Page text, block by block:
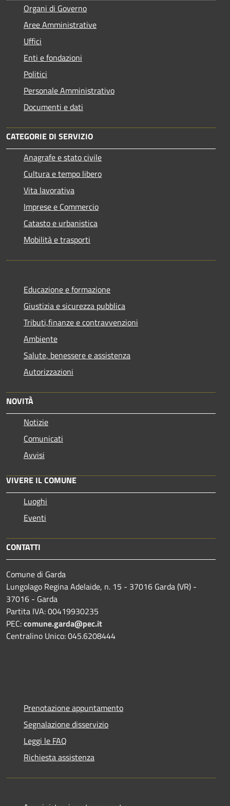
Organi di Governo
Aree Amministrative
Uffici
Enti e fondazioni
Politici
Personale Amministrativo
Documenti e dati
CATEGORIE DI SERVIZIO
Anagrafe e stato civile
Cultura e tempo libero
Vita lavorativa
Imprese e Commercio
Catasto e urbanistica
Mobilità e trasporti
Educazione e formazione
Giustizia e sicurezza pubblica
Tributi,finanze e contravvenzioni
Ambiente
Salute, benessere e assistenza
Autorizzazioni
NOVITÀ
Notizie
Comunicati
Avvisi
VIVERE IL COMUNE
Luoghi
Eventi
CONTATTI
Comune di Garda
Lungolago Regina Adelaide, n. 15 - 37016 Garda (VR) -
37016 - Garda
Partita IVA: 00419930235
PEC:comune.garda@pec.it
Centralino Unico: 045.6208444
Prenotazione appuntamento
Segnalazione disservizio
Leggi le FAQ
Richiesta assistenza